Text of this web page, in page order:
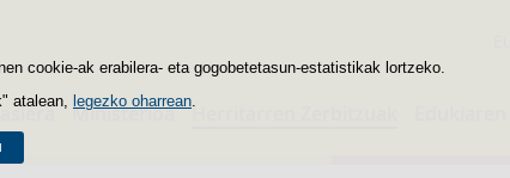
cookie-ak erabilera- eta gogobetetasun-estatistikak lortzeko.
atalean, legezko oharrean
egin
Ministerioa Herritarren Zerbitzuak